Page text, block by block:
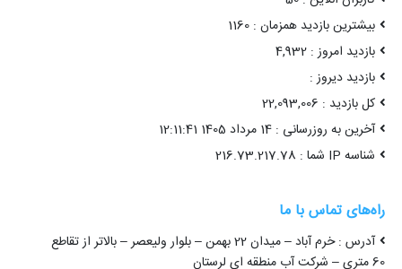
: خرم آباد – میدان 22 بهمن – بلوار ولیعصر – بالاتر از تقاطع